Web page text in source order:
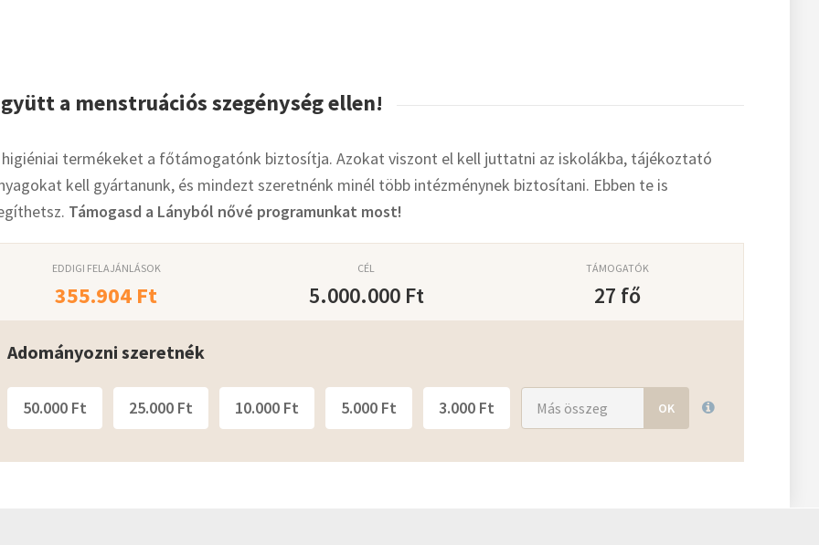
a menstruációs szegénység ellen!
higiéniai termékeket a főtámogatónk biztosítja. Azokat viszont el kell juttatni az iskolákba, tájékoztató
kell gyártanunk, és mindezt szeretnénk minél több intézménynek biztosítani. Ebben te is
Támogasd a Lányból nővé programunkat most!
EDDIGI FELAJÁNLÁSOK CÉL TÁMOGATÓK
355.904 Ft 5.000.000 Ft 27 fő
Adományozni szeretnék
50.000 Ft 25.000 Ft 10.000 Ft 5.000 Ft 3.000 Ft